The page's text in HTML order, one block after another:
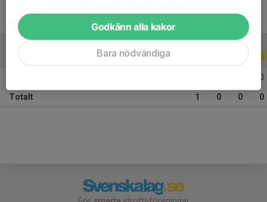
0
Totalt 1 0 0 0
Godkänn alla kakor
Bara nödvändiga